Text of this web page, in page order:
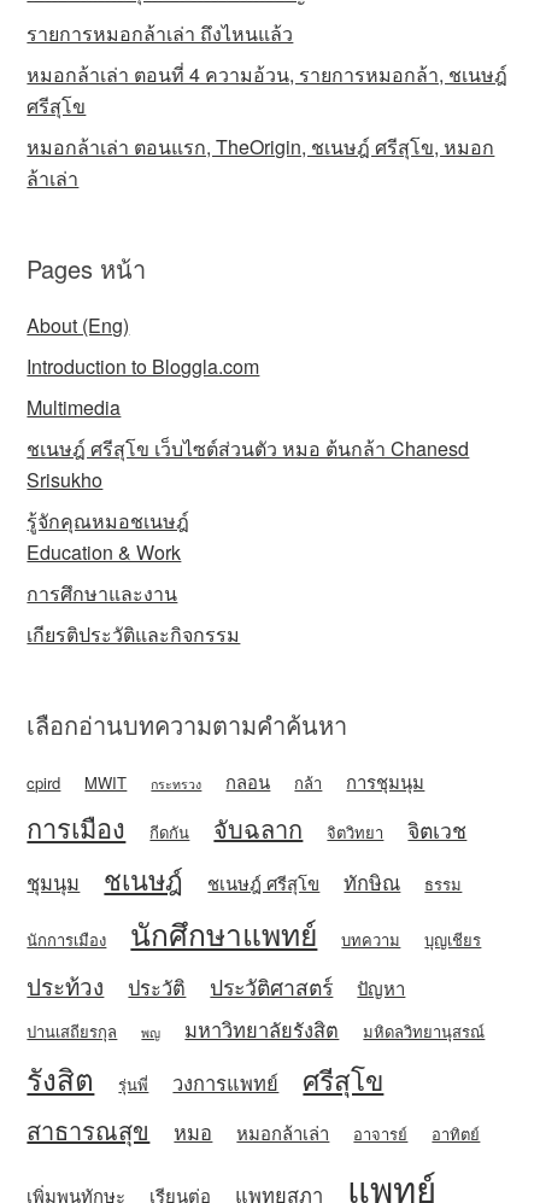
รายการหมอกล้าเล่า ถึงไหนแล้ว
หมอกล้าเล่า ตอนที่ 4 ความอ้วน, รายการหมอกล้า, ชเนษฎ์
ศรีสุโข
หมอกล้าเล่า ตอนแรก, TheOrigin, ชเนษฎ์ ศรีสุโข, หมอก
ล้าเล่า
Pages หน้า
About (Eng)
Introduction to Bloggla.com
Multimedia
ชเนษฎ์ ศรีสุโข เว็บไซต์ส่วนตัว หมอ ต้นกล้า Chanesd
Srisukho
รู้จักคุณหมอชเนษฎ์
Education & Work
การศึกษาและงาน
เกียรติประวัติและกิจกรรม
เลือกอ่านบทความตามคำค้นหา
cpird MWIT กระทรวง กลอน กล้า การชุมนุม
การเมือง กีดกัน จับฉลาก จิตวิทยา จิตเวช
ชุมนุม ชเนษฎ์ ชเนษฎ์ ศรีสุโข ทักษิณ ธรรม
นักการเมือง นักศึกษาแพทย์ บทความ บุญเชียร
ประท้วง ประวัติ ประวัติศาสตร์ ปัญหา
ปานเสถียรกุล พญ มหาวิทยาลัยรังสิต มหิดลวิทยานุสรณ์
รังสิต รุ่นพี่ วงการแพทย์ ศรีสุโข
สาธารณสุข หมอ หมอกล้าเล่า อาจารย์ อาทิตย์
เพิ่มพูนทักษะ เรียนต่อ แพทยสภา แพทย์